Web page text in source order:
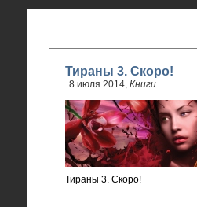
Тираны 3. Скоро!
8 июля 2014, Книги
Тираны 3. Скоро!